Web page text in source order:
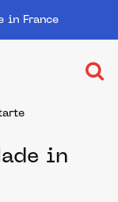
in France
in